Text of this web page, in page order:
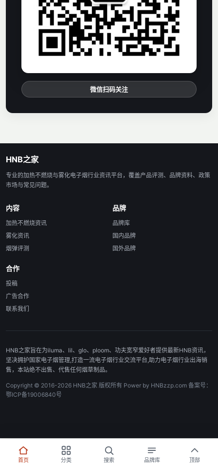
微信扫码关注
HNB之家
专业的加热不燃烧与雾化电子烟行业资讯平台，覆盖产品评测、品牌资料、政策
市场与常见问题。
内容
加热不燃烧资讯
雾化资讯
烟弹评测
品牌
品牌库
国内品牌
国外品牌
合作
投稿
广告合作
联系我们
HNB之家旨在为iluma、lil、glo、ploom、功夫宽窄爱好者提供最新HNB资讯，
坚决拥护国家电子烟管理,打造一流电子烟行业交流平台,助力电子烟行业出海销
售，本站绝不出售、代售任何烟草制品。
Copyright © 2016-2026 HNB之家 版权所有 Power by HNBzzp.com 备案号：
鄂ICP备19006840号
首页 分类 搜索 品牌库 顶部